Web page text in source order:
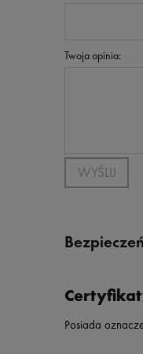
Twoja opinia:
WYŚLIJ
Posiada